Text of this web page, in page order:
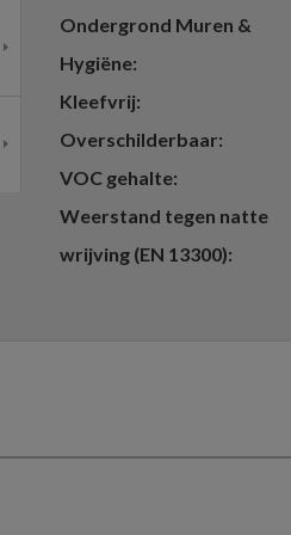
Ondergrond Muren &
Hygiëne
Kleefvrij
Overschilderbaar
VOC gehalte
Weerstand tegen natte
wrijving (EN 13300)